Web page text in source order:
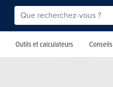
Outils et calculateurs Conseils